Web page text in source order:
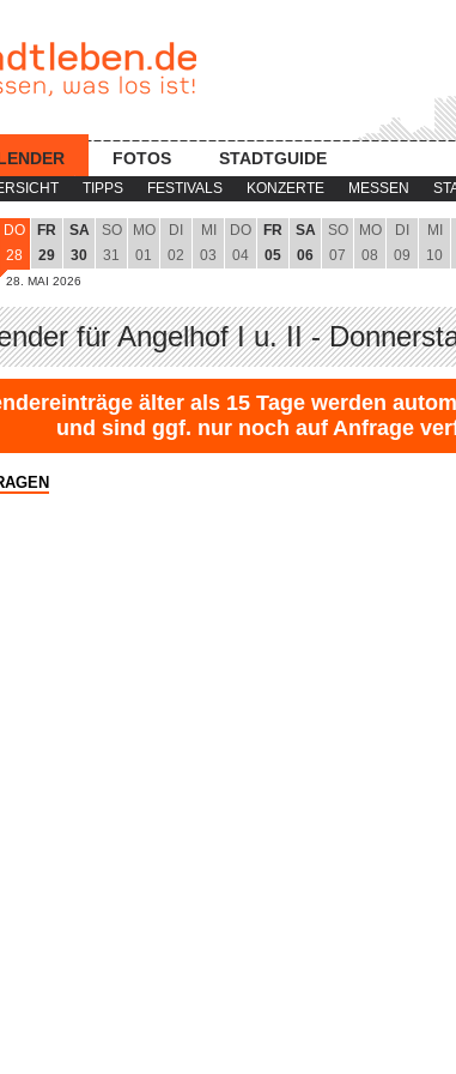
TIPPS FESTIVALS KONZERTE MESSEN
FOTOS STADTGUIDE
DO
28
28. MAI 2026
FR
29
SA
30
SO
31
MO
01
DI
02
MI
03
DO
04
FR
05
SA
06
SO
07
MO
08
DI
09
MI
10
für Angelhof I u. II -
älter als 15 Tage werden
und sind ggf. nur noch auf Anfrage